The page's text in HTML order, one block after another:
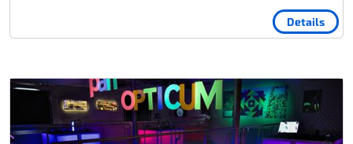
Details